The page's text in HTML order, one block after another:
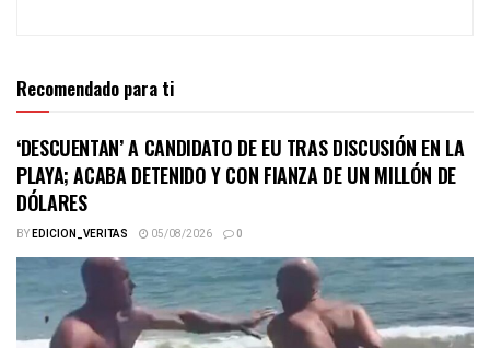
Recomendado para ti
‘DESCUENTAN’ A CANDIDATO DE EU TRAS DISCUSIÓN EN LA
PLAYA; ACABA DETENIDO Y CON FIANZA DE UN MILLÓN DE
DÓLARES
BYEDICION_VERITAS 05/08/2026 0